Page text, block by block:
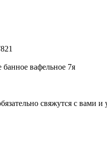
вафельное 7я
свяжутся с вами и